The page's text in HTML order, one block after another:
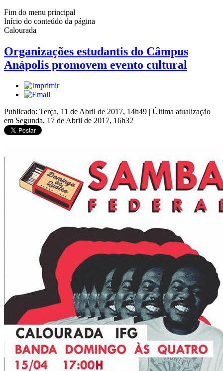
Fim do menu principal
Início do conteúdo da página
Calourada
Organizações estudantis do Câmpus
Anápolis promovem evento cultural
Publicado: Terça, 11 de Abril de 2017, 14h49 | Última atualização
em Segunda, 17 de Abril de 2017, 16h32